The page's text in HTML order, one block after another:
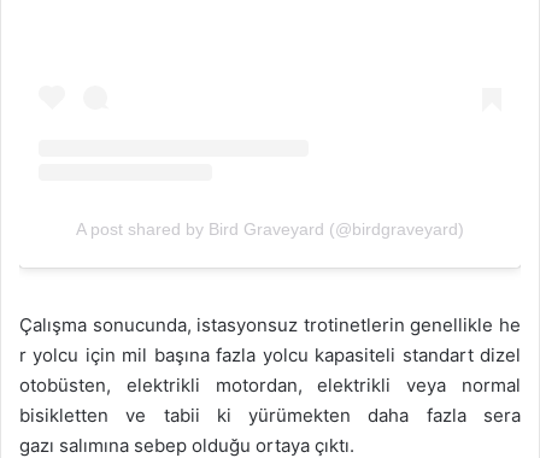
A post shared by Bird Graveyard (@birdgraveyard)
Çalışma sonucunda, istasyonsuz trotinetlerin genellikle he
r yolcu için mil başına fazla yolcu kapasiteli standart dizel
otobüsten, elektrikli motordan, elektrikli veya normal
bisikletten ve tabii ki yürümekten daha fazla sera
gazı salımına sebep olduğu ortaya çıktı.